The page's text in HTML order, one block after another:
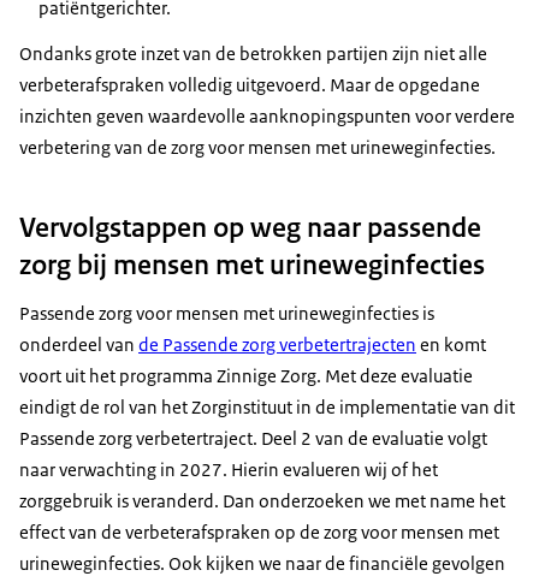
patiëntgerichter.
Ondanks grote inzet van de betrokken partijen zijn niet alle
verbeterafspraken volledig uitgevoerd. Maar de opgedane
inzichten geven waardevolle aanknopingspunten voor verdere
verbetering van de zorg voor mensen met urineweginfecties.
Vervolgstappen op weg naar passende
zorg bij mensen met urineweginfecties
Passende zorg voor mensen met urineweginfecties is
onderdeel van de Passende zorg verbetertrajecten en komt
voort uit het programma Zinnige Zorg. Met deze evaluatie
eindigt de rol van het Zorginstituut in de implementatie van dit
Passende zorg verbetertraject. Deel 2 van de evaluatie volgt
naar verwachting in 2027. Hierin evalueren wij of het
zorggebruik is veranderd. Dan onderzoeken we met name het
effect van de verbeterafspraken op de zorg voor mensen met
urineweginfecties. Ook kijken we naar de financiële gevolgen